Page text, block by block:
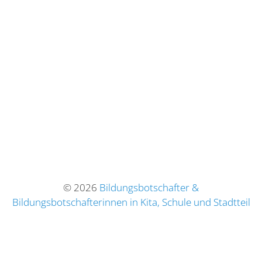
© 2026 Bildungsbotschafter &
Bildungsbotschafterinnen in Kita, Schule und Stadtteil